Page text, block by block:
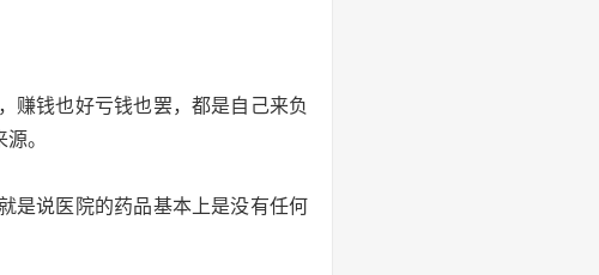
赚钱也好亏钱也罢，都是自己来负
。
是说医院的药品基本上是没有任何